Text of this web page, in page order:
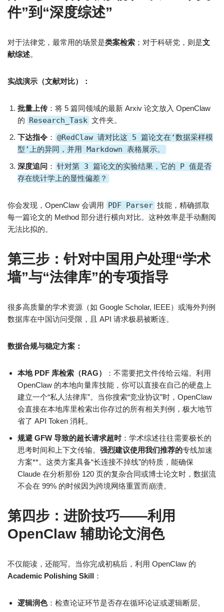
件”到“深度综述”
对于法律党，最常用的场景是类案检索 ；对于科研党，则是文
献综述。
实战演示（文献对比）：
批量上传：将 5 篇同领域的最新 Arxiv 论文放入 OpenClaw
的 Research_Task 文件夹。
下达指令 ： @RedClaw 请对比这 5 篇论文在‘数据采样模
型’上的异同，并用 Markdown 表格展示。
深度追问 ： 针对第 3 篇论文的实验结果，它的 P 值是否
存在统计学上的显性偏差？
你会发现，OpenClaw 会调用 PDF Parser 技能，精确抓取
每一篇论文的 Method 部分进行横向对比。这种效率是手动翻阅
无法比拟的。
第三步：针对中国用户处理“学术
墙”与“法律库”的专项指导
很多高质量的学术资源（如 Google Scholar, IEEE）或海外判例
数据库在中国访问受限，且 API 请求极易被断连。
数据合规与稳定方案：
本地 PDF 库检索（RAG）
：不需要把文件传给云端。利用
OpenClaw 的本地向量库技能，你可以直接在自己的硬盘上
建立一个“私人法律库”。当你搜索“竞业协议”时，OpenClaw
会直接在本地库里检索出你存过的所有相关判例，极大地节
省了 API Token 消耗。
规避 GFW 导致的超长请求超时：学术综述往往需要极长的
思考时间和上下文传输。 强烈建议使用我们推荐的专线加速
方案**。这类方案具备“长连接不掉线”的特质，能确保
Claude 在分析那份 120 页的复杂合同或博士论文时，数据流
不会在 99% 的时候因为跨境网络重置而崩溃。
第四步：进阶技巧——利用
OpenClaw 辅助论文润色
不仅能读，还能写。当你完成初稿后，利用 OpenClaw 的
Academic Polishing Skill ：
逻辑润色：检查论证环节是否存在循环论证或逻辑断层。